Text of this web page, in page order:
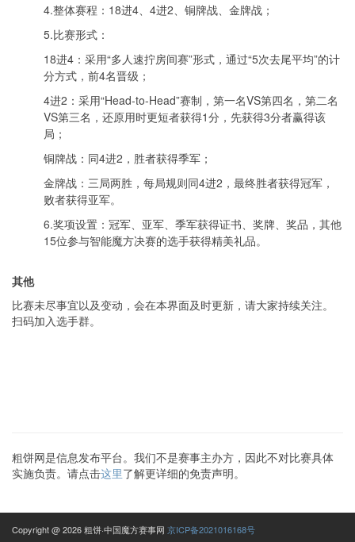
4.整体赛程：18进4、4进2、铜牌战、金牌战；
5.比赛形式：
18进4：采用“多人速拧房间赛”形式，通过“5次去尾平均”的计
分方式，前4名晋级；
4进2：采用“Head-to-Head”赛制，第一名VS第四名，第二名
VS第三名，还原用时更短者获得1分，先获得3分者赢得该
局；
铜牌战：同4进2，胜者获得季军；
金牌战：三局两胜，每局规则同4进2，最终胜者获得冠军，
败者获得亚军。
6.奖项设置：冠军、亚军、季军获得证书、奖牌、奖品，其他
15位参与智能魔方决赛的选手获得精美礼品。
其他
比赛未尽事宜以及变动，会在本界面及时更新，请大家持续关注。
扫码加入选手群。
粗饼网是信息发布平台。我们不是赛事主办方，因此不对比赛具体
实施负责。请点击这里了解更详细的免责声明。
Copyright @ 2026 粗饼·中国魔方赛事网 京ICP备2021016168号